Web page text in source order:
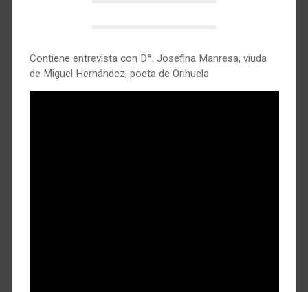
Contiene entrevista con Dª. Josefina Manresa, viuda
de Miguel Hernández, poeta de Orihuela